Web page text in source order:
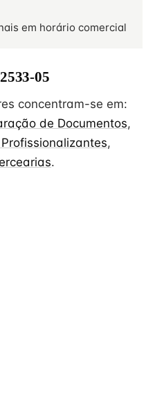
em horário comercial
05
concentram-se em:
de Documentos,
,
.